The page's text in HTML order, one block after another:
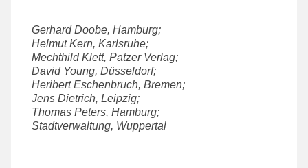
Gerhard Doobe, Hamburg;
Helmut Kern, Karlsruhe;
Mechthild Klett, Patzer Verlag;
David Young, Düsseldorf;
Heribert Eschenbruch, Bremen;
Jens Dietrich, Leipzig;
Thomas Peters, Hamburg;
Stadtverwaltung, Wuppertal